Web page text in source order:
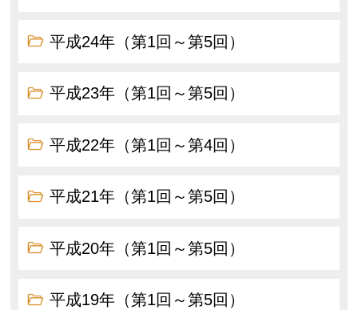
平成24年（第1回～第5回）
平成23年（第1回～第5回）
平成22年（第1回～第4回）
平成21年（第1回～第5回）
平成20年（第1回～第5回）
平成19年（第1回～第5回）